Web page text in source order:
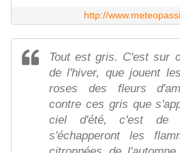
http://
Tout est gris. C'est sur
de l'hiver, que jouent
roses des fleurs
contre ces gris que
ciel d'été, c'est de
s'échapperont les